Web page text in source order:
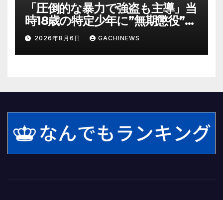
「圧倒的な暴力で強盗も主導」当
時18歳の特定少年に”無期懲役”求
刑の背景『年齢の若さで説明でき
ないほど悪質だと検察が判断』
＜元裁判官が解説＞全国的に見て
2026年8月6日 GACHINEWS